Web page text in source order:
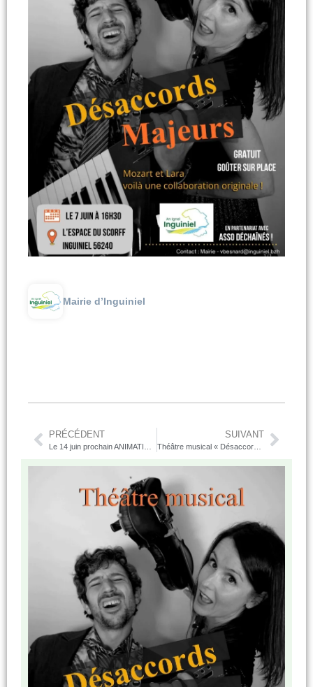
Mairie d’Inguiniel
PRÉCÉDENT SUIVANT
Théâtre musical « Désaccords majeurs »